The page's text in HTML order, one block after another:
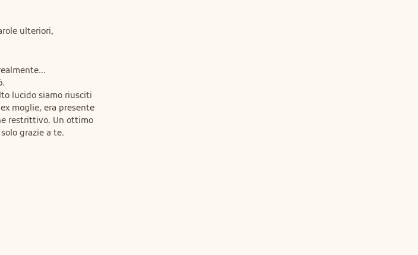
ulteriori,
lucido siamo riusciti
moglie, era presente
restrittivo. Un ottimo
grazie a te.